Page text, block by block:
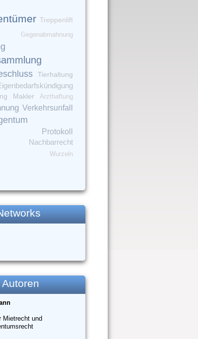
Treppenlift
Gegenabmahnung
Tierhaltung
Makler Arzthaftung
Verkehrsunfall
Protokoll
Nachbarrecht
Wurzeln
Mietrecht und